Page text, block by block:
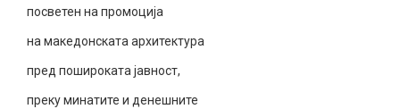
посветен на промоција
на македонската архитектура
пред пошироката јавност,
преку минатите и денешните